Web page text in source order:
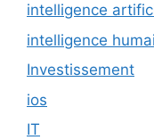
intelligence
intelligence
Investissement
ios
IT